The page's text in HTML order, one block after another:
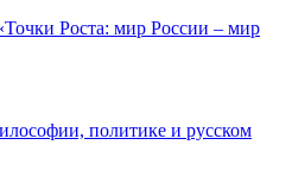
Роста: мир России – мир
политике и русском